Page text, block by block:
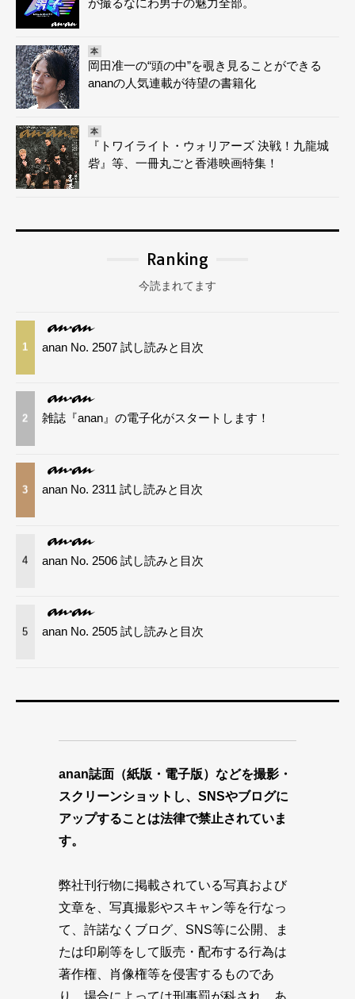
本
岡田准一の“頭の中”を覗き見ることができる
ananの人気連載が待望の書籍化
本
『トワイライト・ウォリアーズ 決戦！九龍城
砦』等、一冊丸ごと香港映画特集！
Ranking
今読まれてます
1 anan No. 2507 試し読みと目次
2 雑誌『anan』の電子化がスタートします！
3 anan No. 2311 試し読みと目次
4 anan No. 2506 試し読みと目次
5 anan No. 2505 試し読みと目次
anan誌面（紙版・電子版）などを撮影・
スクリーンショットし、SNSやブログに
アップすることは法律で禁止されていま
す。
弊社刊行物に掲載されている写真および
文章を、写真撮影やスキャン等を行なっ
て、許諾なくブログ、SNS等に公開、ま
たは印刷等をして販売・配布する行為は
著作権、肖像権等を侵害するものであ
り、場合によっては刑事罰が科され、あ